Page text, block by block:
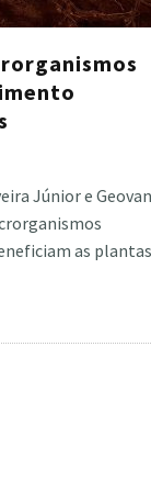
Júnior e
as